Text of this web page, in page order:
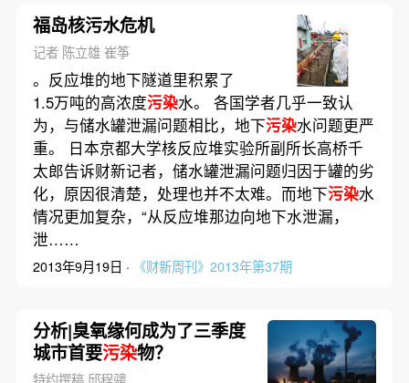
福岛核污水危机
记者 陈立雄 崔筝
。反应堆的地下隧道里积累了
1.5万吨的高浓度污染水。 各国学者几乎一致认
为，与储水罐泄漏问题相比，地下污染水问题更严
重。 日本京都大学核反应堆实验所副所长高桥千
太郎告诉财新记者，储水罐泄漏问题归因于罐的劣
化，原因很清楚，处理也并不太难。而地下污染水
情况更加复杂，“从反应堆那边向地下水泄漏，
泄……
2013年9月19日 · 《财新周刊》2013年第37期
分析|臭氧缘何成为了三季度
城市首要污染物？
特约撰稿 邱程骋